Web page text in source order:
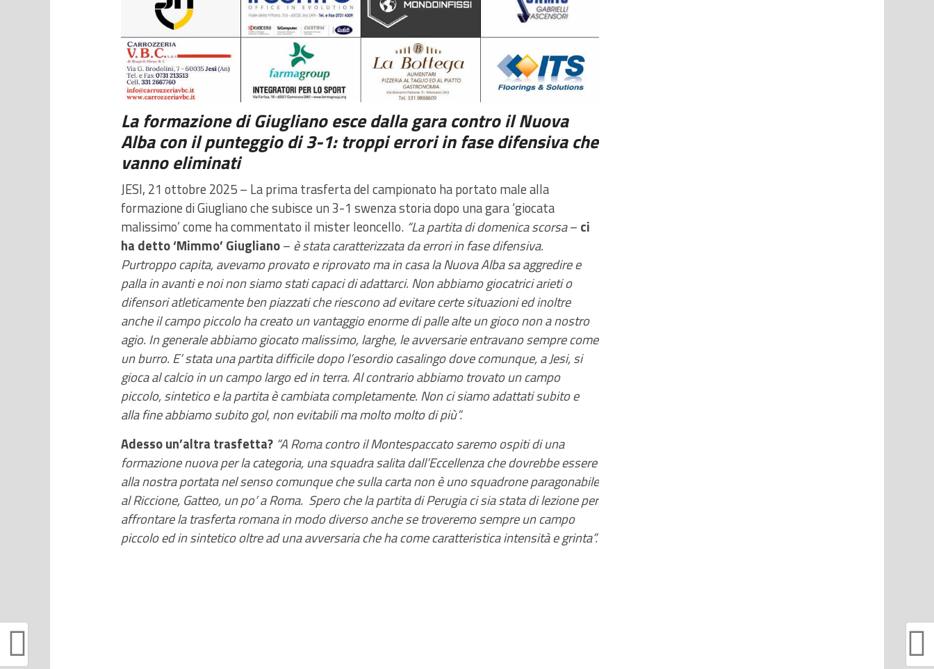
La formazione di Giugliano esce dalla gara contro il Nuova
Alba con il punteggio di 3-1: troppi errori in fase difensiva che
vanno eliminati
JESI, 21 ottobre 2025 – La prima trasferta del campionato ha portato male alla
formazione di Giugliano che subisce un 3-1 swenza storia dopo una gara ‘giocata
malissimo’ come ha commentato il mister leoncello. “La partita di domenica scorsa– ci
ha detto ‘Mimmo’ Giugliano– è stata caratterizzata da errori in fase difensiva.
Purtroppo capita, avevamo provato e riprovato ma in casa la Nuova Alba sa aggredire e
palla in avanti e noi non siamo stati capaci di adattarci. Non abbiamo giocatrici arieti o
difensori atleticamente ben piazzati che riescono ad evitare certe situazioni ed inoltre
anche il campo piccolo ha creato un vantaggio enorme di palle alte un gioco non a nostro
agio. In generale abbiamo giocato malissimo, larghe, le avversarie entravano sempre come
un burro. E’ stata una partita difficile dopo l’esordio casalingo dove comunque, a Jesi, si
gioca al calcio in un campo largo ed in terra. Al contrario abbiamo trovato un campo
piccolo, sintetico e la partita è cambiata completamente. Non ci siamo adattati subito e
alla fine abbiamo subito gol, non evitabili ma molto molto di più”.
Adesso un’altra trasfetta? “A Roma contro il Montespaccato saremo ospiti di una
formazione nuova per la categoria, una squadra salita dall’Eccellenza che dovrebbe essere
alla nostra portata nel senso comunque che sulla carta non è uno squadrone paragonabile
al Riccione, Gatteo, un po’ a Roma. Spero che la partita di Perugia ci sia stata di lezione per
affrontare la trasferta romana in modo diverso anche se troveremo sempre un campo
piccolo ed in sintetico oltre ad una avversaria che ha come caratteristica intensità e grinta”.